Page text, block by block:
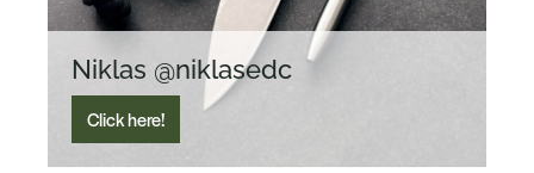
Niklas @niklasedc
Click here!